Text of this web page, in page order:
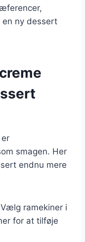
ny dessert
smagen. Her
endnu mere
ramekiner i
for at tilføje